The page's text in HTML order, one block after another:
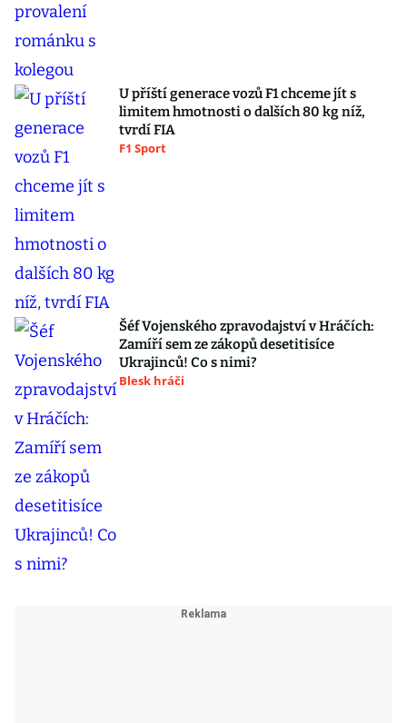
U příští generace vozů F1 chceme jít s
limitem hmotnosti o dalších 80 kg níž,
tvrdí FIA
F1 Sport
Šéf Vojenského zpravodajství v Hráčích:
Zamíří sem ze zákopů desetitisíce
Ukrajinců! Co s nimi?
Blesk hráči